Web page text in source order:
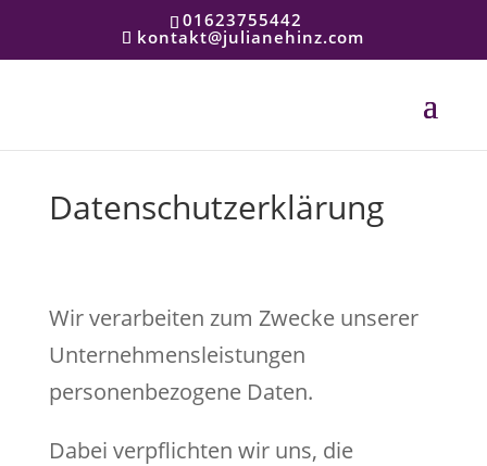
01623755442
kontakt@julianehinz.com
Datenschutzerklärung
Wir verarbeiten zum Zwecke unserer
Unternehmensleistungen
personenbezogene Daten.
Dabei verpflichten wir uns, die